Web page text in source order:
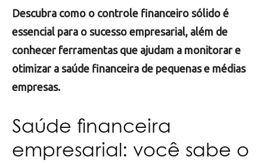
Descubra como o controle financeiro sólido é
essencial para o sucesso empresarial, além de
conhecer ferramentas que ajudam a monitorar e
otimizar a saúde financeira de pequenas e médias
empresas.
Saúde financeira
empresarial: você sabe o